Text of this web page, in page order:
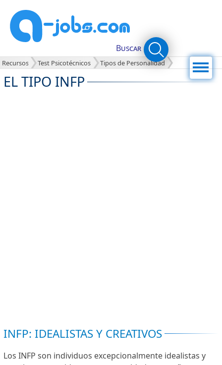
EL TIPO INFP
Buscar
INFP: IDEALISTAS Y CREATIVOS
Los INFP son individuos excepcionalmente idealistas y
Recursos Test Psicotécnicos Tipos de Personalidad Menú